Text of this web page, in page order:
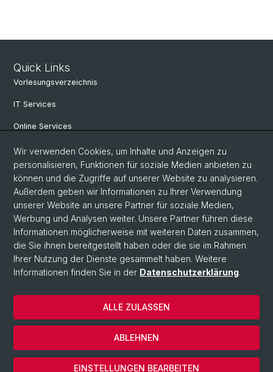
Quick Links
Vorlesungsverzeichnis
IT Services
Online Services
Personensuche
PhD Programm
Dokumente & Links
News & Events
© Universität Basel
Datenschutzerklärung
Philosophisch-Historische Fakultät
Wir verwenden Cookies, um Inhalte und Anzeigen zu
personalisieren, Funktionen für soziale Medien anbieten zu
können und die Zugriffe auf unserer Website zu analysieren.
Außerdem geben wir Informationen zu Ihrer Verwendung
unserer Website an unsere Partner für soziale Medien,
Werbung und Analysen weiter. Unsere Partner führen diese
Informationen möglicherweise mit weiteren Daten zusammen,
die Sie ihnen bereitgestellt haben oder die sie im Rahmen
Ihrer Nutzung der Dienste gesammelt haben. Weitere
Informationen finden Sie in der Datenschutzerklärung.
EINSTELLUNGEN BEARBEITEN
ABLEHNEN
ALLE ZULASSEN